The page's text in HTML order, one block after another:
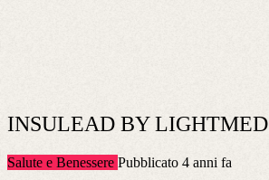
INSULEAD BY LIGHTMED
Salute e Benessere Pubblicato 4 anni fa